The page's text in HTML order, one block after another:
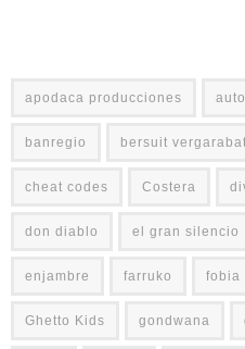
apodaca producciones
banregio bersuit vergarabat
cheat codes Costera
don diablo el gran silencio
enjambre farruko fobia
Ghetto Kids gondwana